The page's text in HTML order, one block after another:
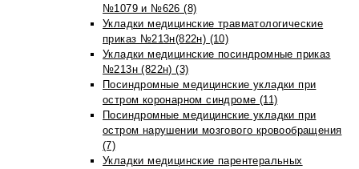
№1079 и №626 (8)
Укладки медицинские травматологические
приказ №213н(822н) (10)
Укладки медицинские посиндромные приказ
№213н (822н) (3)
Посиндромные медицинские укладки при
остром коронарном синдроме (11)
Посиндромные медицинские укладки при
остром нарушении мозгового кровообращения
(7)
Укладки медицинские парентеральных